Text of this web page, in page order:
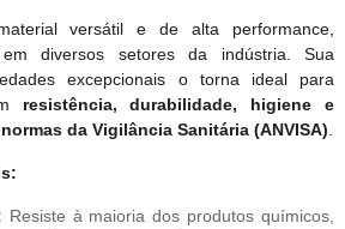
versátil e de alta performance,
em diversos setores da indústria. Sua
excepcionais o torna ideal para
resistência, durabilidade, higiene e
da Vigilância Sanitária (ANVISA).
Resiste à maioria dos produtos químicos,